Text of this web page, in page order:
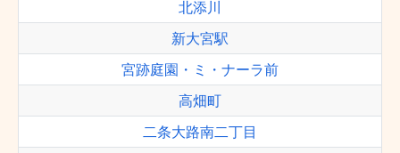
北添川
新大宮駅
宮跡庭園・ミ・ナーラ前
高畑町
二条大路南二丁目